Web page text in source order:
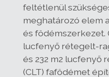
feltétlenül
meghatározó elem
és födémszerkezet.
lucfenyő rétegelt-
és 232 m2 lucfenyő
(CLT) fafödémet